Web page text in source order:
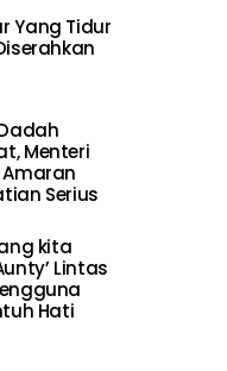
Yang Tidur
Menteri
Amaran
Serius
kita
Lintas
Hati